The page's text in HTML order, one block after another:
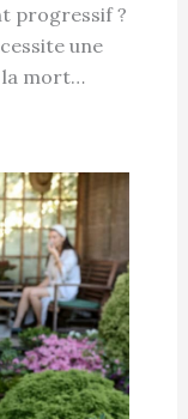
progressif ?
une
la mort…